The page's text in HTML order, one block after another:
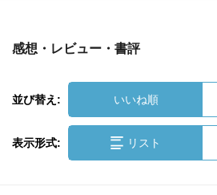
感想・レビュー・書評
並び替え: いいね順
表示形式: リスト